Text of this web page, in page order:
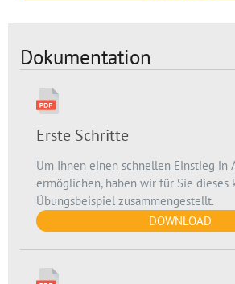
Dokumentation
Erste Schritte
Um Ihnen einen schnellen Einstieg in
ermöglichen, haben wir für Sie dieses
Übungsbeispiel zusammengestellt.
DOWNLOAD